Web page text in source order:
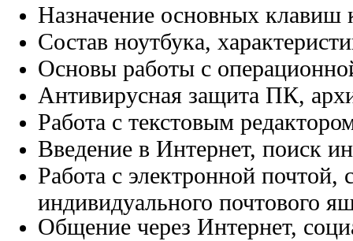
Назначение основных
Состав ноутбука,
Основы работы с
Антивирусная защита ПК,
Работа с текстовым
Введение в Интернет, поиск
Работа с электронной почтой,
индивидуального почтового
Общение через Интернет,